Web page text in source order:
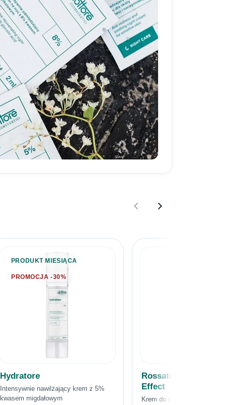
PRODUKT MIESIĄCA
PROMOCJA -30%
Hydratore
Intensywnie nawilżający krem z 5%
kwasem migdałowym
Rossatore Cream Blur
Effect
Krem do cery naczynkowej oraz z